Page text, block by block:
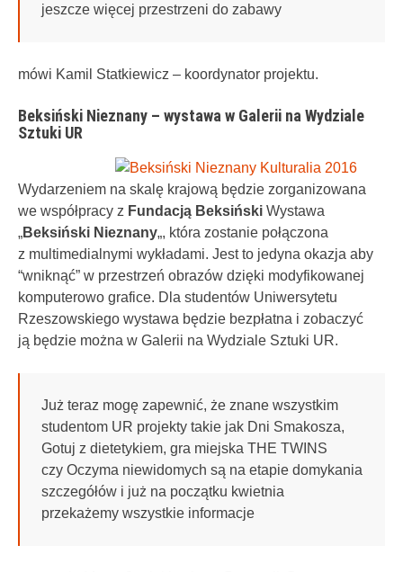
jeszcze więcej przestrzeni do zabawy
mówi Kamil Statkiewicz – koordynator projektu.
Beksiński Nieznany – wystawa w Galerii na Wydziale
Sztuki UR
Wydarzeniem na skalę krajową będzie zorganizowana
we współpracy z Fundacją Beksiński Wystawa
„Beksiński Nieznany„, która zostanie połączona
z multimedialnymi wykładami. Jest to jedyna okazja aby
“wniknąć” w przestrzeń obrazów dzięki modyfikowanej
komputerowo grafice. Dla studentów Uniwersytetu
Rzeszowskiego wystawa będzie bezpłatna i zobaczyć
ją będzie można w Galerii na Wydziale Sztuki UR.
Już teraz mogę zapewnić, że znane wszystkim
studentom UR projekty takie jak Dni Smakosza,
Gotuj z dietetykiem, gra miejska THE TWINS
czy Oczyma niewidomych są na etapie domykania
szczegółów i już na początku kwietnia
przekażemy wszystkie informacje